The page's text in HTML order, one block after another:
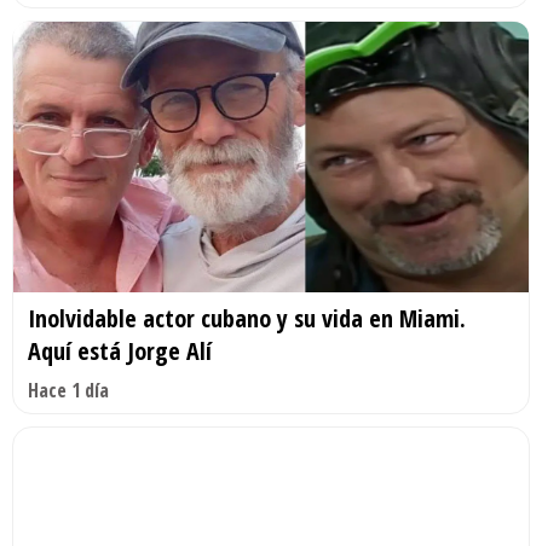
Inolvidable actor cubano y su vida en Miami.
Aquí está Jorge Alí
Hace 1 día